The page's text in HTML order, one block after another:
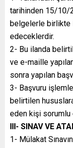
tarihinden 15/10/
belgelerle birlikte
edeceklerdir.
2- Bu ilanda
ve e-maille
sonra yapılan
3- Başvuru
belirtilen
eden kişi sorumlu
III- SINAV VE
1- Mülakat